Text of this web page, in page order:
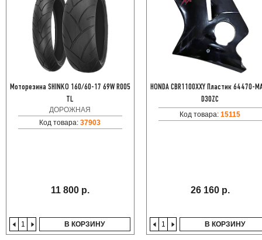
Моторезина SHINKO 160/60-17 69W R005
TL
ДОРОЖНАЯ
Код товара:37903
11 800 р.
В КОРЗИНУ
HONDA CBR1100XXY Пластик 64470-
D30ZC
Код товара:15115
26 160 р.
В КОРЗИНУ